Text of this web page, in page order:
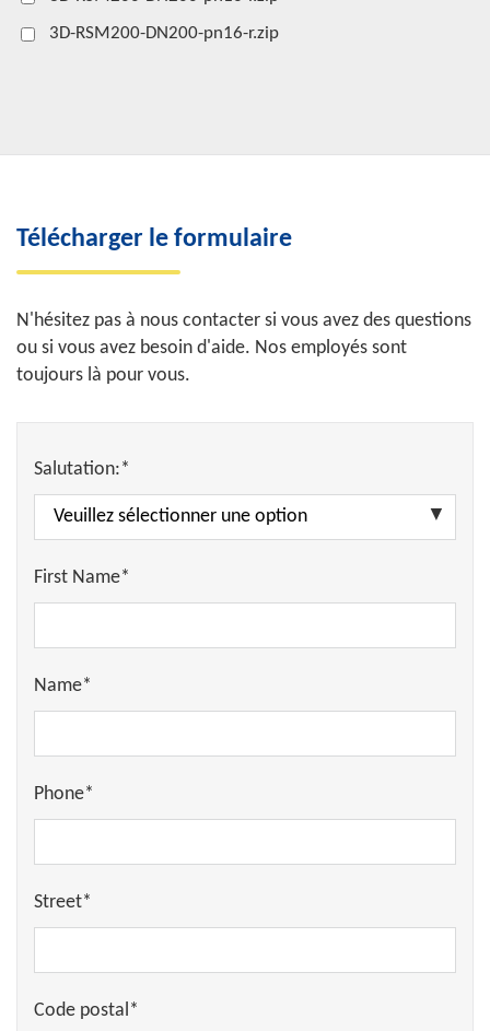
3D-RSM200-DN200-pn16-r.zip
Télécharger le formulaire
N'hésitez pas à nous contacter si vous avez des questions
ou si vous avez besoin d'aide. Nos employés sont
toujours là pour vous.
Salutation:*
First Name*
Name*
Phone*
Street*
Code postal*